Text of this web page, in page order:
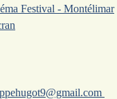
Festival - Montélimar